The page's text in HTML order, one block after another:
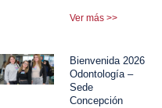
Ver más >>
Bienvenida 2026
Odontología –
Sede
Concepción